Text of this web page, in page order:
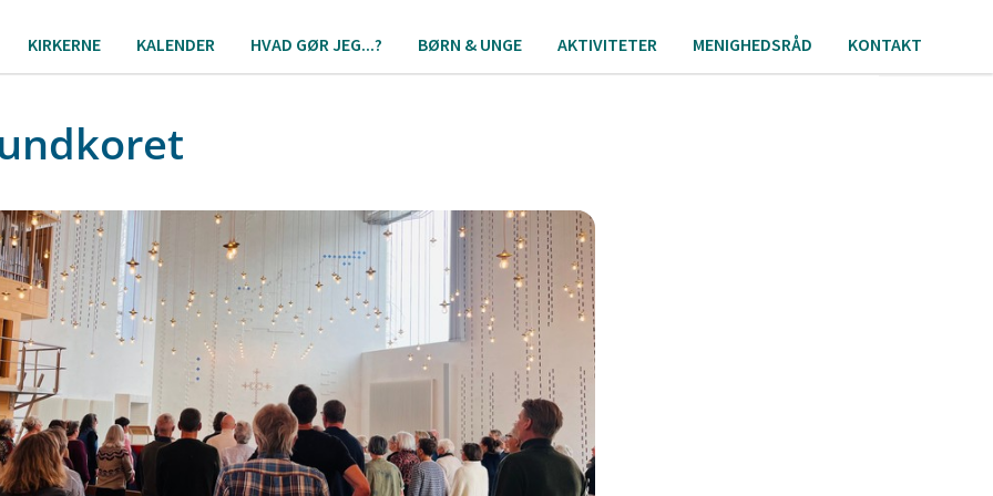
KIRKERNE KALENDER HVAD GØR JEG...? BØRN & UNGE AKTIVITETER MENIGHEDSRÅD KONTAKT